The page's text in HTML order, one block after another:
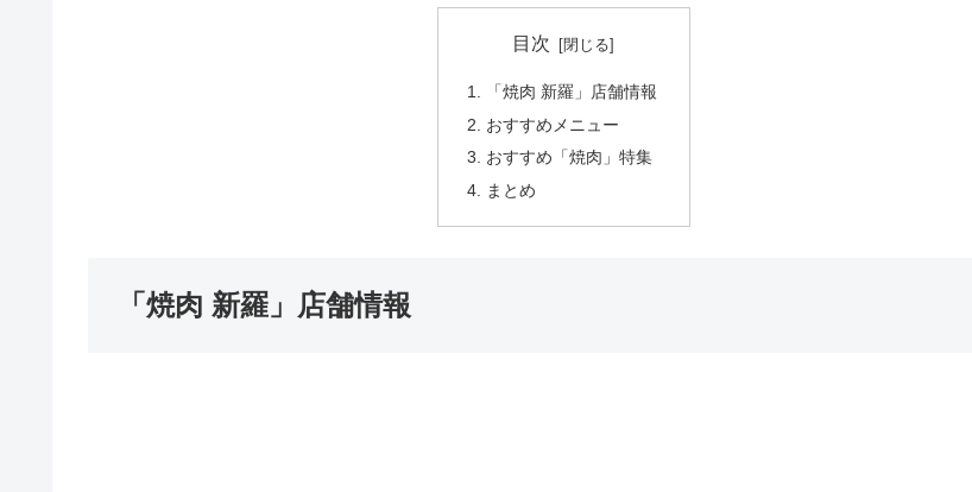
目次
「焼肉 新羅」店舗情報
おすすめメニュー
おすすめ「焼肉」特集
まとめ
「焼肉 新羅」店舗情報